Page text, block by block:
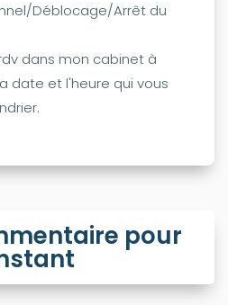
Déblocage/Arrêt du
dans mon cabinet à
date et l'heure qui vous
pour